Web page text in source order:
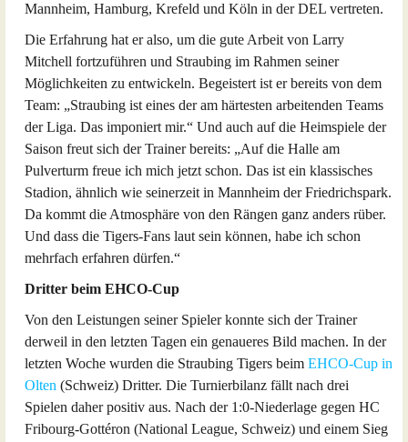
Mannheim, Hamburg, Krefeld und Köln in der DEL vertreten.
Die Erfahrung hat er also, um die gute Arbeit von Larry
Mitchell fortzuführen und Straubing im Rahmen seiner
Möglichkeiten zu entwickeln. Begeistert ist er bereits von dem
Team: „Straubing ist eines der am härtesten arbeitenden Teams
der Liga. Das imponiert mir.“ Und auch auf die Heimspiele der
Saison freut sich der Trainer bereits: „Auf die Halle am
Pulverturm freue ich mich jetzt schon. Das ist ein klassisches
Stadion, ähnlich wie seinerzeit in Mannheim der Friedrichspark.
Da kommt die Atmosphäre von den Rängen ganz anders rüber.
Und dass die Tigers-Fans laut sein können, habe ich schon
mehrfach erfahren dürfen.“
Dritter beim EHCO-Cup
Von den Leistungen seiner Spieler konnte sich der Trainer
derweil in den letzten Tagen ein genaueres Bild machen. In der
letzten Woche wurden die Straubing Tigers beim EHCO-Cup in
Olten (Schweiz) Dritter. Die Turnierbilanz fällt nach drei
Spielen daher positiv aus. Nach der 1:0-Niederlage gegen HC
Fribourg-Gottéron (National League, Schweiz) und einem Sieg